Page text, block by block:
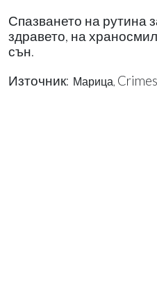
Спазването на рутина
здравето, на
сън.
Източник: Марица,